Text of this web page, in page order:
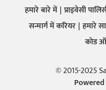
हमारे बारे में प्राइवेसी
सन्मार्ग में करियर हमारे
कोड
© 2015-2025